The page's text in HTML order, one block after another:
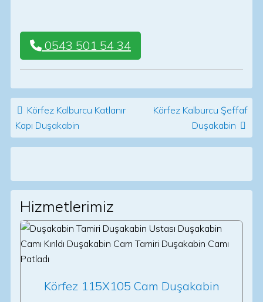
0543 501 54 34
Post navigation
Körfez Kalburcu Katlanır
Kapı Duşakabin
Körfez Kalburcu Şeffaf
Duşakabin
Hizmetlerimiz
Körfez 115X105 Cam Duşakabin